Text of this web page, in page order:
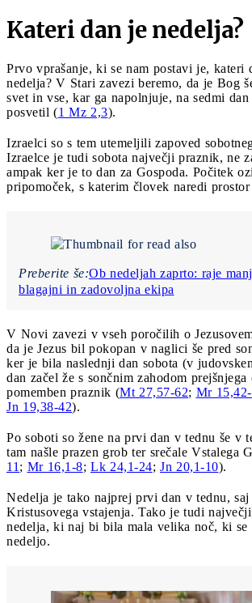
Kateri dan je nedelja?
Prvo vprašanje, ki se nam postavi je, kateri
nedelja? V Stari zavezi beremo, da je Bog
svet in vse, kar ga napolnjuje, na sedmi
posvetil (1 Mz 2,3).
Izraelci so s tem utemeljili zapoved
Izraelce je tudi sobota največji praznik, ne
ampak ker je to dan za Gospoda. Počitek
pripomoček, s katerim človek naredi prostor
Preberite še:Ob nedeljah zaprto: raje
blagajni in zadovoljna ekipa
V Novi zavezi v vseh poročilih o
da je Jezus bil pokopan v naglici še pred
ker je bila naslednji dan sobota (v
dan začel že s sončnim zahodom
pomemben praznik (Mt 27,57-62; Mr
Jn 19,38-42).
Po soboti so žene na prvi dan v tednu še v
tam našle prazen grob ter srečale Vstalega
11 ; Mr 16,1-8; Lk 24,1-24; Jn 20,1-10).
Nedelja je tako najprej prvi dan v tednu, saj
Kristusovega vstajenja. Tako je tudi
nedelja, ki naj bi bila mala velika noč, ki se
nedeljo.